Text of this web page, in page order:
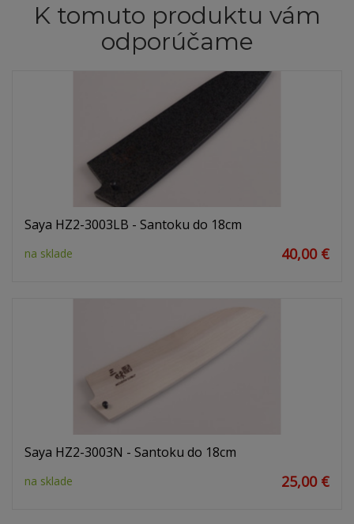
K tomuto produktu vám
odporúčame
Saya HZ2-3003LB - Santoku do 18cm
na sklade 40,00 €
Saya HZ2-3003N - Santoku do 18cm
na sklade 25,00 €